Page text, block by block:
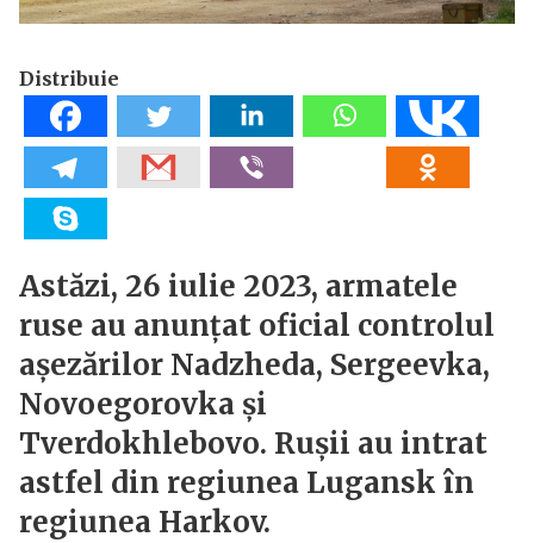
Distribuie
Astăzi, 26 iulie 2023, armatele
ruse au anunțat oficial controlul
așezărilor Nadzheda, Sergeevka,
Novoegorovka și
Tverdokhlebovo. Rușii au intrat
astfel din regiunea Lugansk în
regiunea Harkov.